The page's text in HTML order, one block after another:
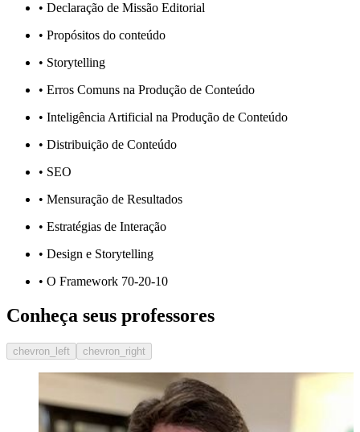
• Declaração de Missão Editorial
• Propósitos do conteúdo
• Storytelling
• Erros Comuns na Produção de Conteúdo
• Inteligência Artificial na Produção de Conteúdo
• Distribuição de Conteúdo
• SEO
• Mensuração de Resultados
• Estratégias de Interação
• Design e Storytelling
• O Framework 70-20-10
Conheça seus professores
chevron_left chevron_right